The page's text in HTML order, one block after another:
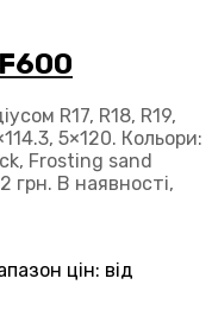
R17, R18, R19,
5×120. Кольори:
Frosting sand
грн. В наявності,
цін: від